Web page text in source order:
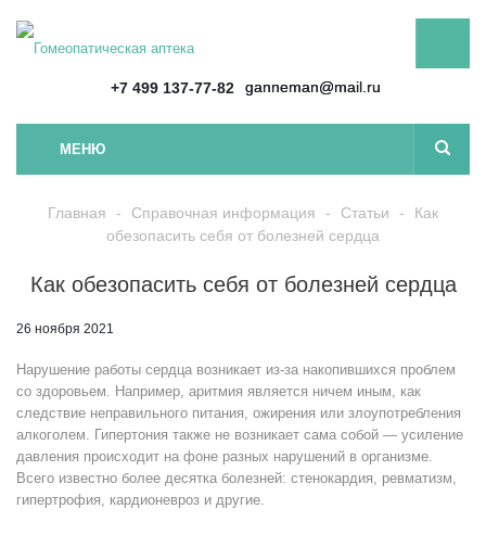
+7 499 137-77-82 ganneman@mail.ru
МЕНЮ
Главная - Справочная информация - Статьи -
Как
обезопасить себя от болезней сердца
Как обезопасить себя от болезней сердца
26 ноября 2021
Нарушение работы сердца возникает из-за накопившихся проблем
со здоровьем. Например, аритмия является ничем иным, как
следствие неправильного питания, ожирения или злоупотребления
алкоголем. Гипертония также не возникает сама собой — усиление
давления происходит на фоне разных нарушений в организме.
Всего известно более десятка болезней: стенокардия, ревматизм,
гипертрофия, кардионевроз и другие.